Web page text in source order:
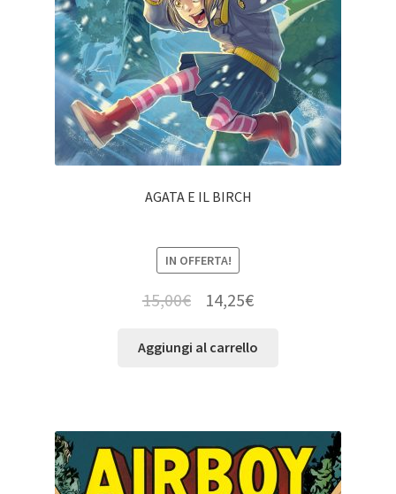
AGATA E IL BIRCH
IN OFFERTA!
15,00€ 14,25€
Aggiungi al carrello